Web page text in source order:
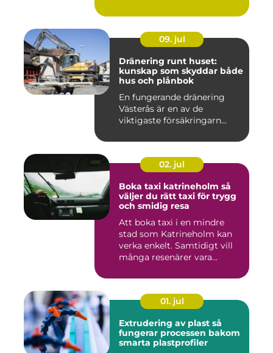
09. jul
Dränering runt huset:
kunskap som skyddar både
hus och plånbok
En fungerande dränering
Västerås är en av de
viktigaste försäkringarn...
02. jul
Boka taxi katrineholm så
väljer du rätt taxi för trygg
och smidig resa
Att boka taxi i en mindre
stad som Katrineholm kan
verka enkelt. Samtidigt vill
många resenärer vara...
01. jul
Extrudering av plast så
fungerar processen bakom
smarta plastprofiler